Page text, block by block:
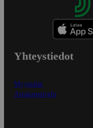
Yhteystiedot
Myymälät
Asiakaspalvelu